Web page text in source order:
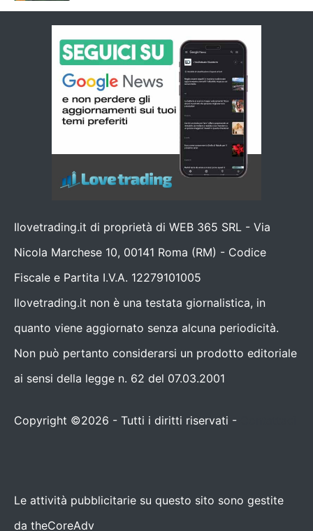
Ilovetrading.it di proprietà di WEB 365 SRL - Via
Nicola Marchese 10, 00141 Roma (RM) - Codice
Fiscale e Partita I.V.A. 12279101005
Ilovetrading.it non è una testata giornalistica, in
quanto viene aggiornato senza alcuna periodicità.
Non può pertanto considerarsi un prodotto editoriale
ai sensi della legge n. 62 del 07.03.2001
Copyright ©2026 - Tutti i diritti riservati -
Le attività pubblicitarie su questo sito sono gestite
da theCoreAdv